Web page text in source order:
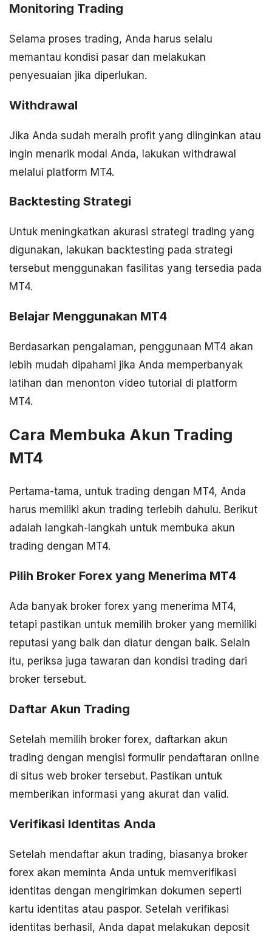
Monitoring Trading
Selama proses trading, Anda harus selalu
memantau kondisi pasar dan melakukan
penyesuaian jika diperlukan.
Withdrawal
Jika Anda sudah meraih profit yang diinginkan atau
ingin menarik modal Anda, lakukan withdrawal
melalui platform MT4.
Backtesting Strategi
Untuk meningkatkan akurasi strategi trading yang
digunakan, lakukan backtesting pada strategi
tersebut menggunakan fasilitas yang tersedia pada
MT4.
Belajar Menggunakan MT4
Berdasarkan pengalaman, penggunaan MT4 akan
lebih mudah dipahami jika Anda memperbanyak
latihan dan menonton video tutorial di platform
MT4.
Cara Membuka Akun Trading
MT4
Pertama-tama, untuk trading dengan MT4, Anda
harus memiliki akun trading terlebih dahulu. Berikut
adalah langkah-langkah untuk membuka akun
trading dengan MT4.
Pilih Broker Forex yang Menerima MT4
Ada banyak broker forex yang menerima MT4,
tetapi pastikan untuk memilih broker yang memiliki
reputasi yang baik dan diatur dengan baik. Selain
itu, periksa juga tawaran dan kondisi trading dari
broker tersebut.
Daftar Akun Trading
Setelah memilih broker forex, daftarkan akun
trading dengan mengisi formulir pendaftaran online
di situs web broker tersebut. Pastikan untuk
memberikan informasi yang akurat dan valid.
Verifikasi Identitas Anda
Setelah mendaftar akun trading, biasanya broker
forex akan meminta Anda untuk memverifikasi
identitas dengan mengirimkan dokumen seperti
kartu identitas atau paspor. Setelah verifikasi
identitas berhasil, Anda dapat melakukan deposit